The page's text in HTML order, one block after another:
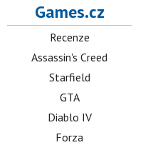
Games.cz
Recenze
Assassin's Creed
Starfield
GTA
Diablo IV
Forza